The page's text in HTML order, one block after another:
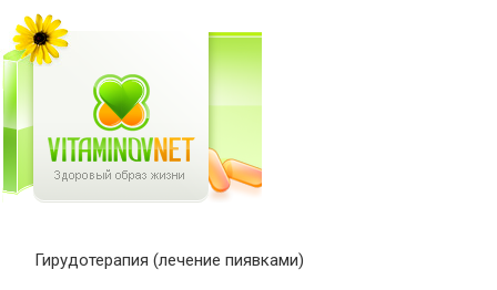
Гирудотерапия (лечение пиявками)